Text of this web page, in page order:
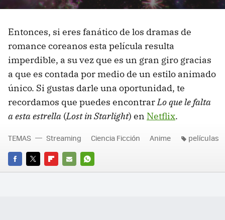
Entonces, si eres fanático de los dramas de
romance coreanos esta película resulta
imperdible, a su vez que es un gran giro gracias
a que es contada por medio de un estilo animado
único. Si gustas darle una oportunidad, te
recordamos que puedes encontrarLo que le falta
a esta estrella (Lost in Starlight) en Netflix.
FACEBOOK
TWITTERFLIPBOARD
E-
WHATSAPP
TEMAS Streaming Ciencia Ficción Anime películas